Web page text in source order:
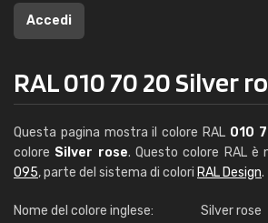
Accedi
RAL 010 70 20 Silver
Questa pagina mostra il colore RAL 010
colore Silver rose. Questo colore RAL è
095, parte del sistema di colori RAL Design.
Nome del colore inglese:
Silver rose